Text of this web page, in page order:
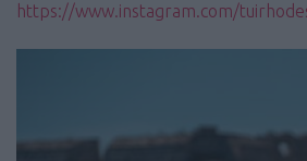
https://www.instagram.com/